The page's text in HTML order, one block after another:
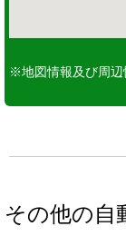
※地図情報及び周辺
その他の自